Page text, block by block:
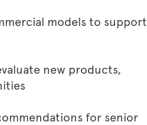
models to support
new products,
for senior